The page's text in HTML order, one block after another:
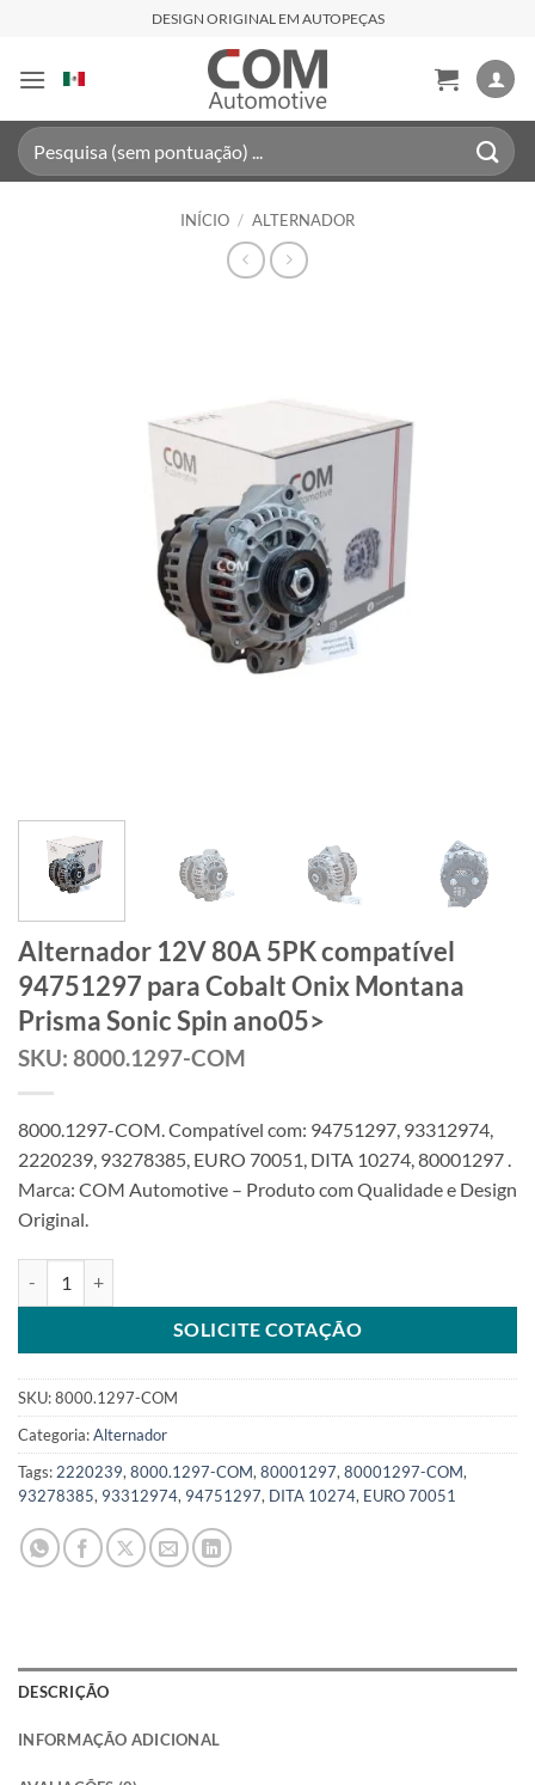
content
DESIGN ORIGINAL EM AUTOPEÇAS
Pesquisar
por:
INÍCIO / ALTERNADOR
Alternador 12V 80A 5PK compatível
94751297 para Cobalt Onix Montana
Prisma Sonic Spin ano05>
SKU: 8000.1297-COM
8000.1297-COM. Compatível com: 94751297, 93312974,
2220239, 93278385, EURO 70051, DITA 10274, 80001297 .
Marca: COM Automotive – Produto com Qualidade e Design
Original.
SOLICITE COTAÇÃO
SKU:8000.1297-COM
Categoria:Alternador
Tags: 2220239, 8000.1297-COM, 80001297, 80001297-COM,
93278385, 93312974, 94751297, DITA 10274, EURO 70051
DESCRIÇÃO
INFORMAÇÃO ADICIONAL